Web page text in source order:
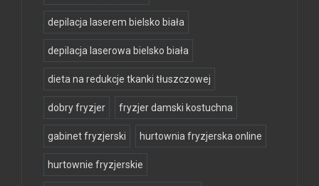
depilacja laserem bielsko biała
depilacja laserowa bielsko biała
dieta na redukcje tkanki tłuszczowej
dobry fryzjer fryzjer damski kostuchna
gabinet fryzjerski hurtownia fryzjerska online
hurtownie fryzjerskie